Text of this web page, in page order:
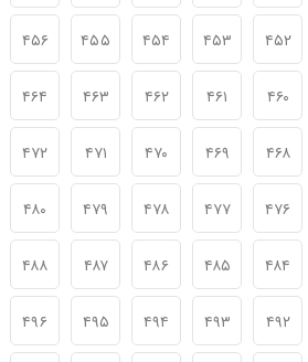
۴۵۲ ۴۵۳ ۴۵۴ ۴۵۵ ۴۵۶
۴۶۰ ۴۶۱ ۴۶۲ ۴۶۳ ۴۶۴
۴۶۸ ۴۶۹ ۴۷۰ ۴۷۱ ۴۷۲
۴۷۶ ۴۷۷ ۴۷۸ ۴۷۹ ۴۸۰
۴۸۴ ۴۸۵ ۴۸۶ ۴۸۷ ۴۸۸
۴۹۲ ۴۹۳ ۴۹۴ ۴۹۵ ۴۹۶